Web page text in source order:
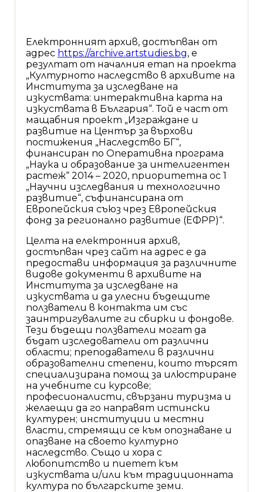
Електронният архив, достъпван от
адрес https://archive.artstudies.bg, е
резултат от началния етап на проекта
„Културното наследство в архивите на
Института за изследване на
изкуствата: интерактивна карта на
изкуствата в България“. Той е част от
мащабния проект „Изграждане и
развитие на Център за върхови
постижения „Наследство БГ“,
финансиран по Оперативна програма
„Наука и образование за интелигентен
растеж“ 2014 – 2020, приоритетна ос 1
„Научни изследвания и технологично
развитие“, съфинансирана от
Европейския съюз чрез Европейския
фонд за регионално развитие (ЕФРР)“.
Целта на електронния архив,
достъпван чрез сайт на адрес е да
предостави информация за различните
видове документи в архивите на
Института за изследване на
изкуствата и да улесни бъдещите
ползватели в контакта им със
заинтригувалите ги сбирки и фондове.
Тези бъдещи ползватели могат да
бъдат изследователи от различни
области; преподаватели в различни
образователни степени, които търсят
специализирана помощ за илюстриране
на учебните си курсове;
професионалисти, свързани туризма и
желаещи да го направят истински
културен; институции и местни
власти, стремящи се към опознаване и
опазване на своето културно
наследство. Също и хора с
любопитство и пиетет към
изкуствата и/или към традиционната
култура по българските земи.